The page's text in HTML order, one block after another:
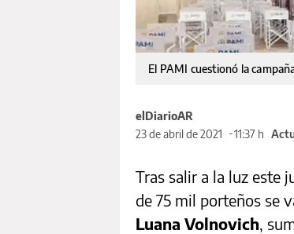
El PAMI cuestionó la
elDiarioAR
23 de abril de 2021
11:37 h
Tras salir a la luz este
de 75 mil porteños se
Luana Volnovich,